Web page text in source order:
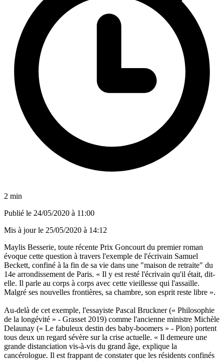
2 min
Publié le 24/05/2020 à 11:00
Mis à jour le 25/05/2020 à 14:12
Maylis Besserie, toute récente Prix Goncourt du premier roman
évoque cette question à travers l'exemple de l'écrivain Samuel
Beckett, confiné à la fin de sa vie dans une "maison de retraite" du
14e arrondissement de Paris. « Il y est resté l'écrivain qu'il était, dit-
elle. Il parle au corps à corps avec cette vieillesse qui l'assaille.
Malgré ses nouvelles frontières, sa chambre, son esprit reste libre ».
Au-delà de cet exemple, l'essayiste Pascal Bruckner (« Philosophie
de la longévité » - Grasset 2019) comme l'ancienne ministre Michèle
Delaunay (« Le fabuleux destin des baby-boomers » - Plon) portent
tous deux un regard sévère sur la crise actuelle. « Il demeure une
grande distanciation vis-à-vis du grand âge, explique la
cancérologue. Il est frappant de constater que les résidents confinés